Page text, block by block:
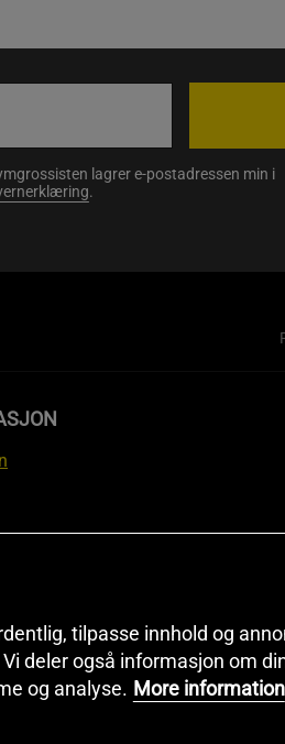
lagrer e-postadressen min i
.
tilpasse innhold og
deler også informasjon om
og analyse. More information